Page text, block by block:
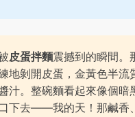
皮蛋拌麵震撼到的瞬間。
地剝開皮蛋，金黃色半
汁。整碗麵看起來像個
下去——我的天！那鹹香